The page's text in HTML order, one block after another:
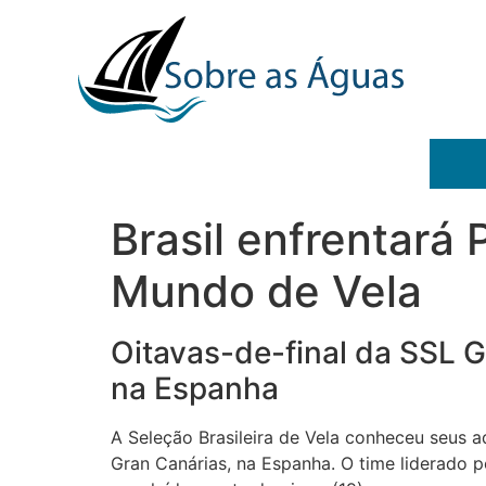
Brasil enfrentará
Mundo de Vela
Oitavas-de-final da SSL
na Espanha
A Seleção Brasileira de Vela conheceu
Gran Canárias, na Espanha. O time